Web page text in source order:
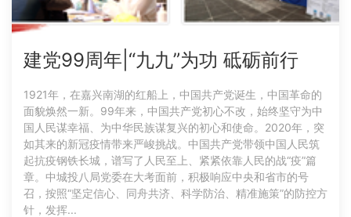
建党99周年|“九九”为功 砥砺前行
1921年，在嘉兴南湖的红船上，中国共产党诞生，中国革命的
面貌焕然一新。99年来，中国共产党初心不改，始终坚守为中
国人民谋幸福、为中华民族谋复兴的初心和使命。2020年，突
如其来的新冠疫情带来严峻挑战。中国共产党带领中国人民筑
起抗疫钢铁长城，谱写了人民至上、紧紧依靠人民的战“疫”篇
章。中城投八局党委在大考面前，积极响应中央和省市的号
召，按照“坚定信心、同舟共济、科学防治、精准施策”的防控方
针，发挥...